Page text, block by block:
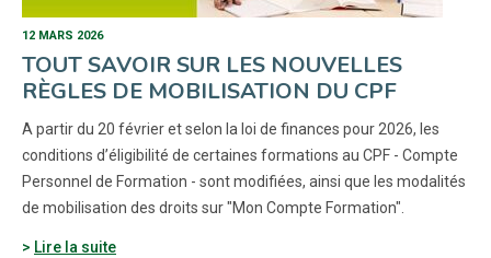
12 MARS 2026
TOUT SAVOIR SUR LES NOUVELLES
RÈGLES DE MOBILISATION DU CPF
A partir du 20 février et selon la loi de finances pour 2026, les
conditions d’éligibilité de certaines formations au CPF - Compte
Personnel de Formation - sont modifiées, ainsi que les modalités
de mobilisation des droits sur "Mon Compte Formation".
Lire la suite